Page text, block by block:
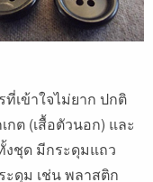
เข้าใจไม่ยาก ปกติ
ต (เสื้อตัวนอก) และ
งชุด มีกระดุมแถว
ดุม เช่น พลาสติก